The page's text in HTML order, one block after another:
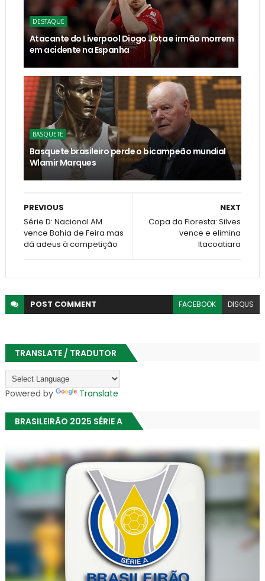
DESTAQUE
Atacante do Liverpool Diogo Jota e irmão morrem
em acidente na Espanha
BASQUETE
Basquete brasileiro perde o bicampeão mundial
Wlamir Marques
NEXT
Copa da Floresta: Silves
vence e elimina
Itacoatiara
PREVIOUS
Série D: Nacional AM
vence Bahia de Feira mas
dá adeus à competição
POST COMMENT FACEBOOK DISQUS
TRANSLATE / TRADUTOR
Powered by Translate
BRASILEIRÃO 2025 SÉRIE A